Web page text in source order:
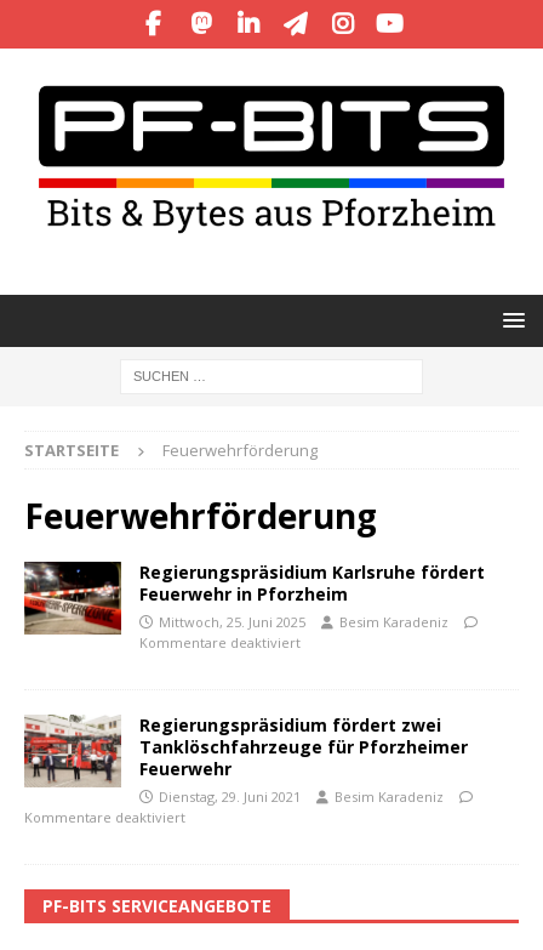
STARTSEITE Feuerwehrförderung
Feuerwehrförderung
Regierungspräsidium Karlsruhe fördert
Feuerwehr in Pforzheim
Mittwoch, 25. Juni 2025
Besim Karadeniz
Kommentare deaktiviert
Regierungspräsidium fördert zwei
Tanklöschfahrzeuge für Pforzheimer
Feuerwehr
Dienstag, 29. Juni 2021
Besim Karadeniz
Kommentare deaktiviert
PF-BITS SERVICEANGEBOTE